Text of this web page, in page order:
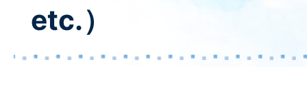
etc.）